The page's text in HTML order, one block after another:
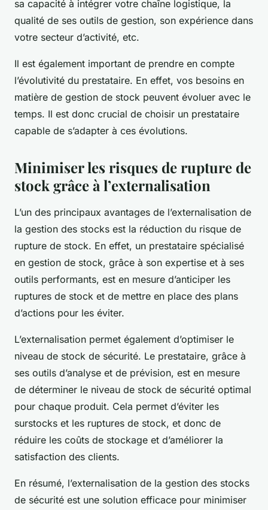
sa capacité à intégrer votre chaîne logistique, la
qualité de ses outils de gestion, son expérience dans
votre secteur d’activité, etc.
Il est également important de prendre en compte
l’évolutivité du prestataire. En effet, vos besoins en
matière de gestion de stock peuvent évoluer avec le
temps. Il est donc crucial de choisir un prestataire
capable de s’adapter à ces évolutions.
Minimiser les risques de rupture de
stock grâce à l’externalisation
L’un des principaux avantages de l’externalisation de
la gestion des stocks est la réduction du risque de
rupture de stock. En effet, un prestataire spécialisé
en gestion de stock, grâce à son expertise et à ses
outils performants, est en mesure d’anticiper les
ruptures de stock et de mettre en place des plans
d’actions pour les éviter.
L’externalisation permet également d’optimiser le
niveau de stock de sécurité. Le prestataire, grâce à
ses outils d’analyse et de prévision, est en mesure
de déterminer le niveau de stock de sécurité optimal
pour chaque produit. Cela permet d’éviter les
surstocks et les ruptures de stock, et donc de
réduire les coûts de stockage et d’améliorer la
satisfaction des clients.
En résumé, l’externalisation de la gestion des stocks
de sécurité est une solution efficace pour minimiser